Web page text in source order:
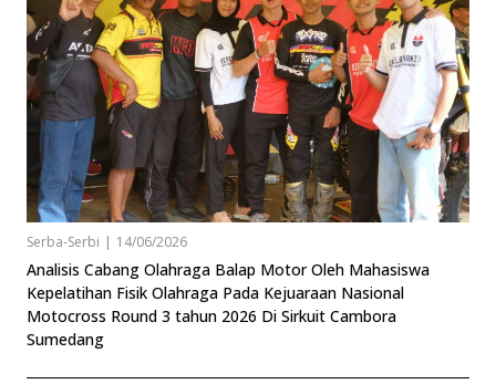
Serba-Serbi | 14/06/2026
Analisis Cabang Olahraga Balap Motor Oleh Mahasiswa
Kepelatihan Fisik Olahraga Pada Kejuaraan Nasional
Motocross Round 3 tahun 2026 Di Sirkuit Cambora
Sumedang